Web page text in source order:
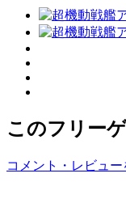
このフリー
コメント・レビュー